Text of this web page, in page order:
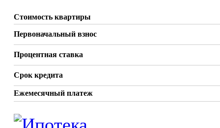
Стоимость квартиры
Первоначальный взнос
Процентная ставка
Срок кредита
Ежемесячный платеж